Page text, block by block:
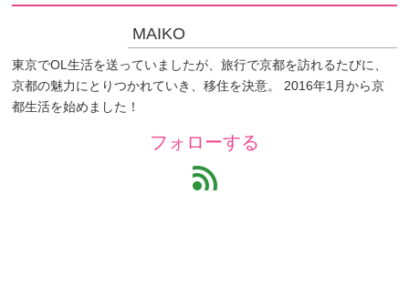
MAIKO
東京でOL生活を送っていましたが、旅行で京都を訪れるたびに、
京都の魅力にとりつかれていき、移住を決意。 2016年1月から京
都生活を始めました！
フォローする
feed